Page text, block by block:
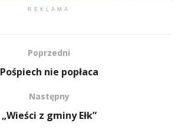
REKLAMA
Poprzedni
Pośpiech nie popłaca
Następny
„Wieści z gminy Ełk”